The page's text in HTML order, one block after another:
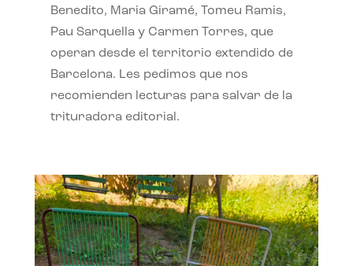
Benedito, Maria Giramé, Tomeu Ramis,
Pau Sarquella y Carmen Torres, que
operan desde el territorio extendido de
Barcelona. Les pedimos que nos
recomienden lecturas para salvar de la
trituradora editorial.